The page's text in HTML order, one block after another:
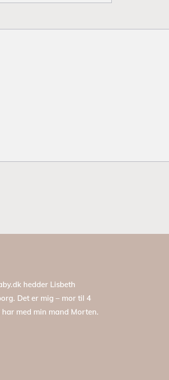
hedder Lisbeth
Det er mig – mor til 4
med min mand Morten.